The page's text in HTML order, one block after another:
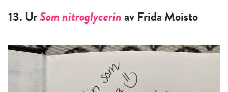
13. UrSom nitroglycerinav Frida Moisto